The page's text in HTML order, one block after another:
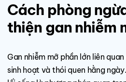
Cách phòng
thiện gan nhiễm
Gan nhiễm mỡ phần lớn liên
sinh hoạt và thói quen hằng